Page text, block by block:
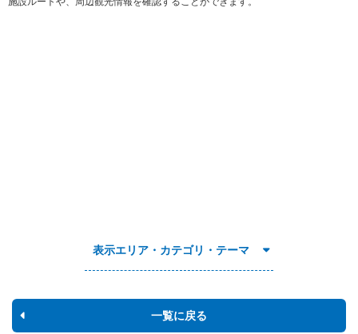
表示エリア・カテゴリ・テーマ
一覧に戻る